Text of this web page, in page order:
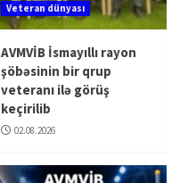
Veteran dünyası
AVMVİB İsmayıllı rayon
şöbəsinin bir qrup
veteranı ilə görüş
keçirilib
02.08.2026